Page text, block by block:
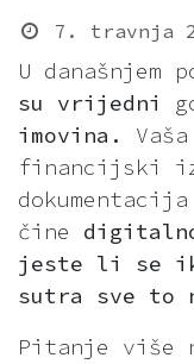
7. travnja
U današnjem
su vrijedni
imovina.
financijski
čine
jeste li se
sutra sve to
Pitanje više